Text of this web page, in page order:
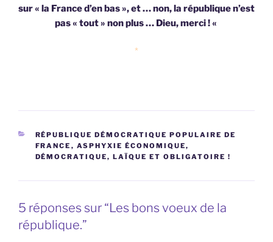
sur « la France d’en bas », et … non, la république n’est
pas « tout » non plus … Dieu, merci ! «
*
CATÉGORIES
RÉPUBLIQUE DÉMOCRATIQUE POPULAIRE DE
FRANCE , ASPHYXIE ÉCONOMIQUE,
DÉMOCRATIQUE, LAÏQUE ET OBLIGATOIRE !
5 réponses sur “Les bons voeux de la
république.”